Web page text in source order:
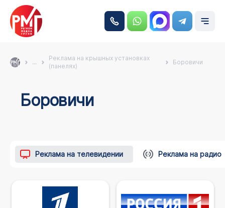
...
Реклама на крышных установках
(панелях)
Боровичи
Боровичи
Реклама на телевидении Реклама на радио